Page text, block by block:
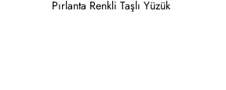
Pırlanta Renkli Taşlı Yüzük